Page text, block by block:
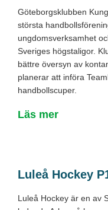
Göteborgsklubben
största
ungdomsverksamhet
Sveriges högstaligor.
bättre översyn av
planerar att införa
handbollscuper.
Läs mer
Luleå Hockey
Luleå Hockey är en av